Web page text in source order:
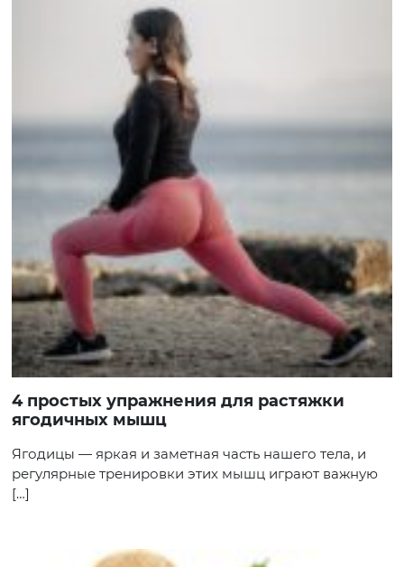
4 простых упражнения для растяжки
ягодичных мышц
Ягодицы — яркая и заметная часть нашего тела, и
регулярные тренировки этих мышц играют важную
[…]